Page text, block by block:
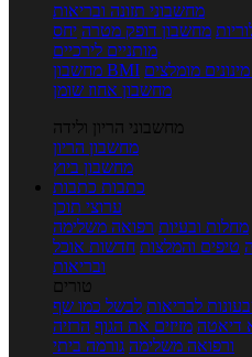
מחשבוני תזונה ובריאות
מחשבון דופק מטרה יחס
מותניים לירכיים
מחשבון BMI מומלצים
מחשבון אחוז שומן
מחשבוני הריון ולידה
מחשבון הריון
מחשבון ביוץ
כתבות כתבות
ערוצי תוכן
מחלות ובעיות רפואה משלימה
טיפים והמלצות חדשות אוכל
ובריאות
טורים
לבריאות לבשל כמו שף
דיאטה מזיזים את הגוף הרזיה
ורפואה משלימה גורמה ביתי